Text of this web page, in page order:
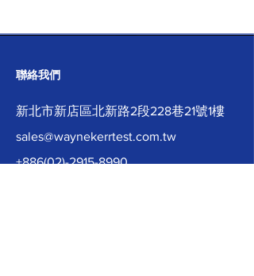
聯絡我們
新北市新店區北新路2段228巷21號1樓
sales@waynekerrtest.com.tw
+886(02)-2915-8990